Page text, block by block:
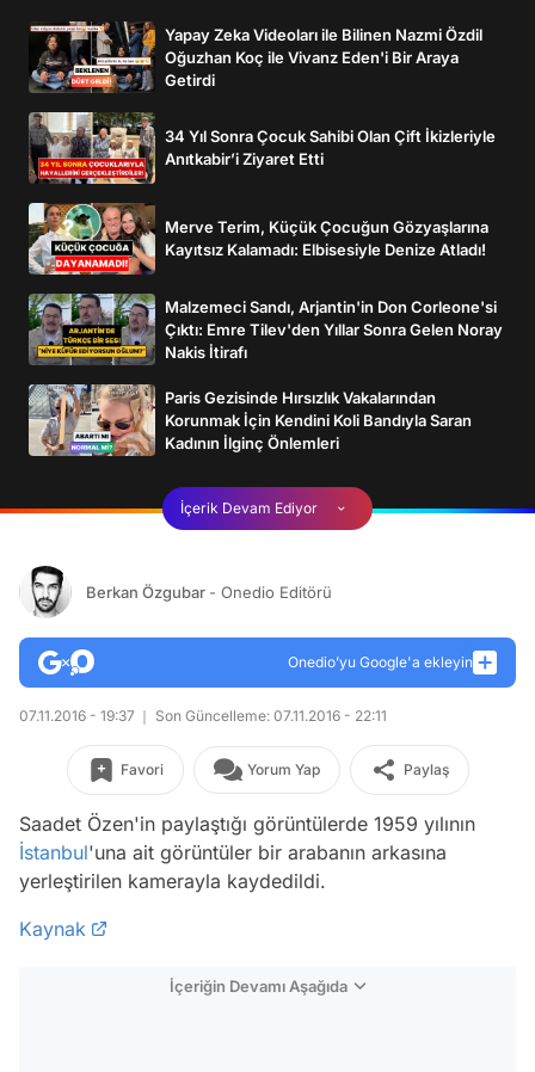
Yapay Zeka Videoları ile Bilinen Nazmi Özdil
Oğuzhan Koç ile Vivanz Eden'i Bir Araya
Getirdi
34 Yıl Sonra Çocuk Sahibi Olan Çift İkizleriyle
Anıtkabir’i Ziyaret Etti
Merve Terim, Küçük Çocuğun Gözyaşlarına
Kayıtsız Kalamadı: Elbisesiyle Denize Atladı!
Malzemeci Sandı, Arjantin'in Don Corleone'si
Çıktı: Emre Tilev'den Yıllar Sonra Gelen Noray
Nakis İtirafı
Paris Gezisinde Hırsızlık Vakalarından
Korunmak İçin Kendini Koli Bandıyla Saran
Kadının İlginç Önlemleri
İçerik Devam Ediyor
Berkan Özgubar - Onedio Editörü
Onedio’yu Google'a ekleyin
07.11.2016 - 19:37 Son Güncelleme: 07.11.2016 - 22:11
Favori Yorum Yap Paylaş
Saadet Özen'in paylaştığı görüntülerde 1959 yılının
İstanbul'una ait görüntüler bir arabanın arkasına
yerleştirilen kamerayla kaydedildi.
Kaynak
İçeriğin Devamı Aşağıda